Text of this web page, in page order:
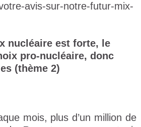
avis-sur-notre-futur-mix-
nucléaire est forte, le
pro-nucléaire, donc
(thème 2)
mois, plus d’un million de